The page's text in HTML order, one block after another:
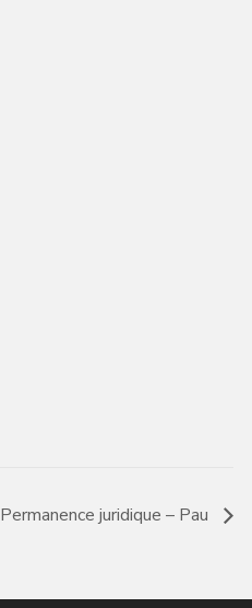
Permanence juridique – Pau